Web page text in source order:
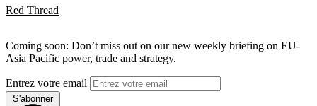
Red Thread
Coming soon: Don’t miss out on our new weekly briefing on EU-
Asia Pacific power, trade and strategy.
Entrez votre email
S'abonner